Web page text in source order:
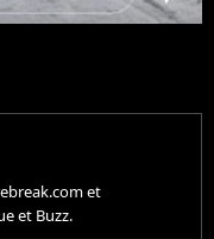
et
et Buzz.